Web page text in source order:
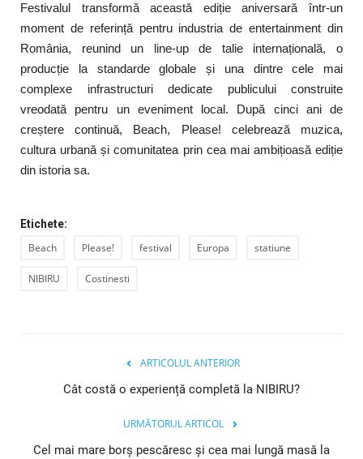
Festivalul transformă această ediție aniversară într-un
moment de referință pentru industria de entertainment din
România, reunind un line-up de talie internațională, o
producție la standarde globale și una dintre cele mai
complexe infrastructuri dedicate publicului construite
vreodată pentru un eveniment local. După cinci ani de
creștere continuă, Beach, Please! celebrează muzica,
cultura urbană și comunitatea prin cea mai ambițioasă ediție
din istoria sa.
Etichete:
Beach Please! festival Europa statiune
NIBIRU Costinesti
ARTICOLUL ANTERIOR
Cât costă o experiență completă la NIBIRU?
URMĂTORUL ARTICOL
Cel mai mare borș pescăresc și cea mai lungă masă la